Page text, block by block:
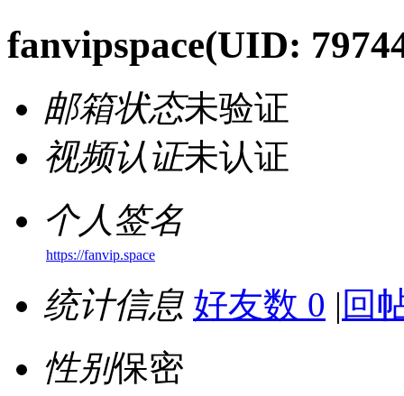
fanvipspace(UID:
邮箱状态未验证
视频认证未认证
个人签名
https://fanvip.space
统计信息 好友数 0 | 回
性别保密